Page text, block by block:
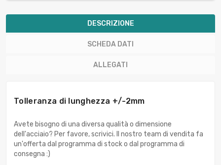
DESCRIZIONE
SCHEDA DATI
ALLEGATI
Tolleranza di lunghezza +/-2mm
Avete bisogno di una diversa qualità o dimensione
dell'acciaio? Per favore, scrivici. Il nostro team di vendita fa
un'offerta dal programma di stock o dal programma di
consegna :)